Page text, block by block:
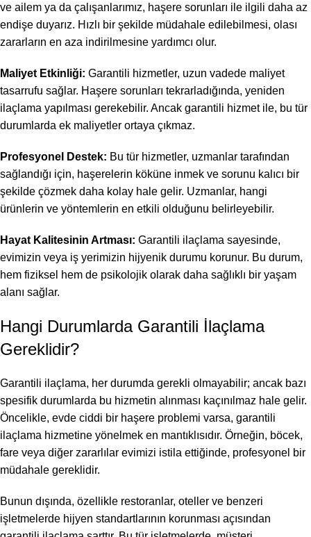
ve ailem ya da çalışanlarımız, haşere sorunları ile ilgili daha az
endişe duyarız. Hızlı bir şekilde müdahale edilebilmesi, olası
zararların en aza indirilmesine yardımcı olur.
Maliyet Etkinliği: Garantili hizmetler, uzun vadede maliyet
tasarrufu sağlar. Haşere sorunları tekrarladığında, yeniden
ilaçlama yapılması gerekebilir. Ancak garantili hizmet ile, bu tür
durumlarda ek maliyetler ortaya çıkmaz.
Profesyonel Destek: Bu tür hizmetler, uzmanlar tarafından
sağlandığı için, haşerelerin köküne inmek ve sorunu kalıcı bir
şekilde çözmek daha kolay hale gelir. Uzmanlar, hangi
ürünlerin ve yöntemlerin en etkili olduğunu belirleyebilir.
Hayat Kalitesinin Artması: Garantili ilaçlama sayesinde,
evimizin veya iş yerimizin hijyenik durumu korunur. Bu durum,
hem fiziksel hem de psikolojik olarak daha sağlıklı bir yaşam
alanı sağlar.
Hangi Durumlarda Garantili İlaçlama
Gereklidir?
Garantili ilaçlama, her durumda gerekli olmayabilir; ancak bazı
spesifik durumlarda bu hizmetin alınması kaçınılmaz hale gelir.
Öncelikle, evde ciddi bir haşere problemi varsa, garantili
ilaçlama hizmetine yönelmek en mantıklısıdır. Örneğin, böcek,
fare veya diğer zararlılar evimizi istila ettiğinde, profesyonel bir
müdahale gereklidir.
Bunun dışında, özellikle restoranlar, oteller ve benzeri
işletmelerde hijyen standartlarının korunması açısından